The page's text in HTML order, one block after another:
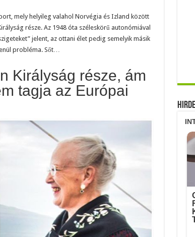
mely helyileg valahol Norvégia és Izland között
része. Az 1948 óta széleskörű autonómiával
jelent, az ottani élet pedig semelyik másik
probléma. Sőt…
Királyság része, ám
tagja az Európai